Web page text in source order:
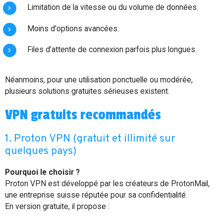
Limitation de la vitesse ou du volume de données.
Moins d'options avancées.
Files d’attente de connexion parfois plus longues.
Néanmoins, pour une utilisation ponctuelle ou modérée,
plusieurs solutions gratuites sérieuses existent.
VPN gratuits recommandés
1. Proton VPN (gratuit et illimité sur
quelques pays)
Pourquoi le choisir ?
Proton VPN est développé par les créateurs de ProtonMail,
une entreprise suisse réputée pour sa confidentialité.
En version gratuite, il propose :